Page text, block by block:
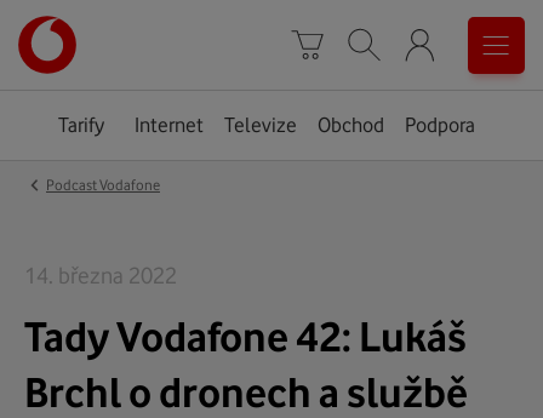
stránka
Košík Vyhledávání Menu
Tarify Internet Televize Obchod Podpora
‹ Podcast Vodafone
14. března 2022
Tady Vodafone 42: Lukáš
Brchl o dronech a službě